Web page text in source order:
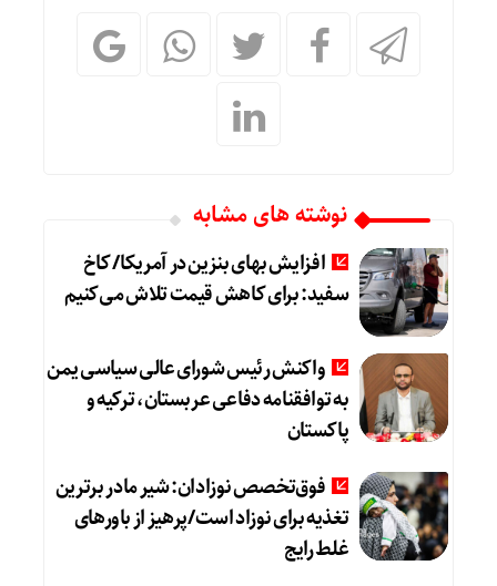
نوشته های مشابه
افزایش بهای بنزین در آمریکا/ کاخ
سفید: برای کاهش قیمت تلاش می‌کنیم
واکنش رئیس شورای عالی سیاسی یمن
به توافقنامه دفاعی عربستان، ترکیه و
پاکستان
فوق‌تخصص نوزادان: شیر مادر برترین
تغذیه برای نوزاد است/پرهیز از باورهای
غلط رایج